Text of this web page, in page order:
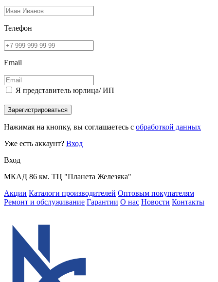
Телефон
Email
Я представитель юрлица/ ИП
Зарегистрироваться
Нажимая на кнопку, вы соглашаетесь с обработкой данных
Уже есть аккаунт? Вход
Вход
МКАД 86 км. ТЦ "Планета Железяка"
Акции Каталоги производителей Оптовым покупателям
Ремонт и обслуживание Гарантии О нас Новости Контакты